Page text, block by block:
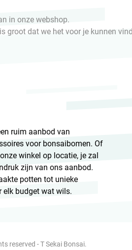
in onze webshop.
groot dat we het voor je kunnen
ruim aanbod van
voor bonsaibomen. Of
winkel op locatie, je zal
zijn van ons aanbod.
potten tot unieke
elk budget wat wils.
reserved - T Sekai Bonsai.